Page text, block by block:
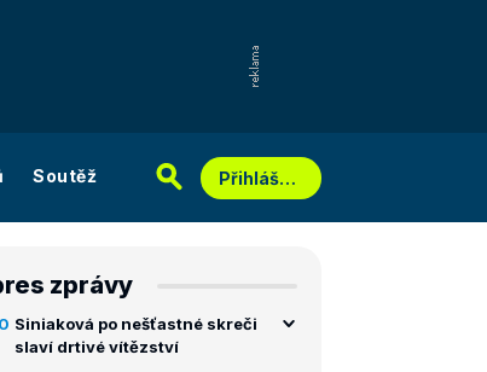
Soutěž Přihlášení
zprávy
Siniaková po nešťastné skreči
slaví drtivé vítězství